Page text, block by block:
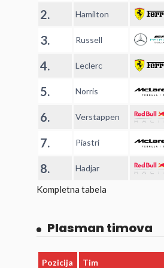
2. Hamilton
3. Russell
4. Leclerc
5. Norris
6. Verstappen
7. Piastri
8. Hadjar
Kompletna tabela
Plasman timova
Pozicija Tim